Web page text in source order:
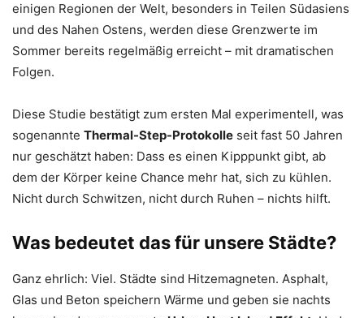
einigen Regionen der Welt, besonders in Teilen Südasiens
und des Nahen Ostens, werden diese Grenzwerte im
Sommer bereits regelmäßig erreicht – mit dramatischen
Folgen.
Diese Studie bestätigt zum ersten Mal experimentell, was
sogenannte Thermal-Step-Protokolle seit fast 50 Jahren
nur geschätzt haben: Dass es einen Kipppunkt gibt, ab
dem der Körper keine Chance mehr hat, sich zu kühlen.
Nicht durch Schwitzen, nicht durch Ruhen – nichts hilft.
Was bedeutet das für unsere Städte?
Ganz ehrlich: Viel. Städte sind Hitzemagneten. Asphalt,
Glas und Beton speichern Wärme und geben sie nachts